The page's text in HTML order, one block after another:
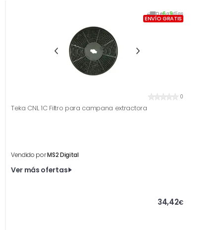
De6a9días
ENVÍO GRATIS
0
Teka CNL 1C Filtro para campana extractora
Vendido porMS2 Digital
Ver más ofertas
34,42€